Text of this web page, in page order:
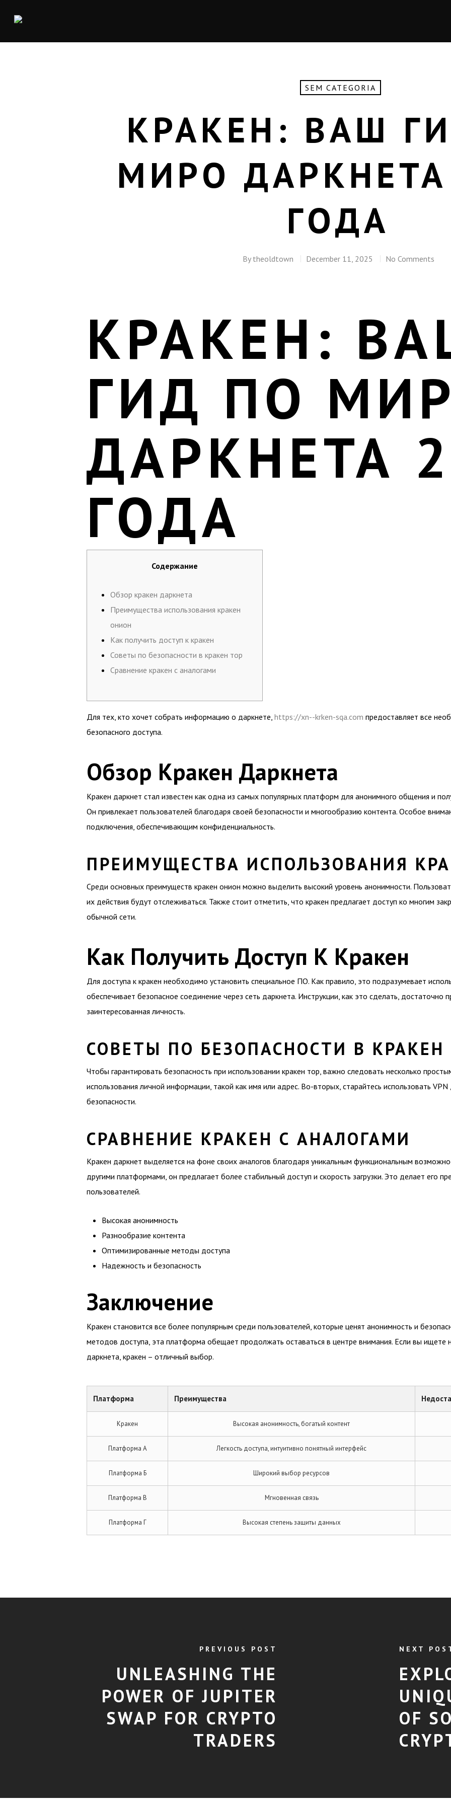
SEM CATEGORIA
КРАКЕН: ВАШ
МИРО
ГОДА
By theoldtown December 11, 2025 No Comments
КРАКЕН:
ГИД ПО
ДАРКНЕТА
ГОДА
Содержание
Обзор кракен даркнета
Преимущества использования кракен
онион
Как получить доступ к кракен
Советы по безопасности в кракен тор
Сравнение кракен с аналогами
Для тех, кто хочет собрать информацию о даркнете, https://xn--krken-sqa.com предоставляет все
безопасного доступа.
Обзор Кракен Даркнета
Кракен даркнет стал известен как одна из самых популярных платформ для анонимного общения и
Он привлекает пользователей благодаря своей безопасности и многообразию контента. Особое
подключения, обеспечивающим конфиденциальность.
ПРЕИМУЩЕСТВА ИСПОЛЬЗОВАНИЯ
Среди основных преимуществ кракен онион можно выделить высокий уровень анонимности.
их действия будут отслеживаться. Также стоит отметить, что кракен предлагает доступ ко многим
обычной сети.
Как Получить Доступ К Кракен
Для доступа к кракен необходимо установить специальное ПО. Как правило, это подразумевает
обеспечивает безопасное соединение через сеть даркнета. Инструкции, как это сделать, достаточно
заинтересованная личность.
СОВЕТЫ ПО БЕЗОПАСНОСТИ В КРАКЕН
Чтобы гарантировать безопасность при использовании кракен тор, важно следовать несколько
использования личной информации, такой как имя или адрес. Во-вторых, старайтесь использовать
безопасности.
СРАВНЕНИЕ КРАКЕН С АНАЛОГАМИ
Кракен даркнет выделяется на фоне своих аналогов благодаря уникальным функциональным
другими платформами, он предлагает более стабильный доступ и скорость загрузки. Это делает его
пользователей.
Высокая анонимность
Разнообразие контента
Оптимизированные методы доступа
Надежность и безопасность
Заключение
Кракен становится все более популярным среди пользователей, которые ценят анонимность и
методов доступа, эта платформа обещает продолжать оставаться в центре внимания. Если вы ищете
даркнета, кракен – отличный выбор.
Платформа Преимущества
Кракен Высокая анонимность, богатый контент
Платформа А Легкость доступа, интуитивно понятный интерфейс
Платформа Б Широкий выбор ресурсов
Платформа В Мгновенная связь
Платформа Г Высокая степень защиты данных
PREVIOUS POST
UNLEASHING THE
POWER OF JUPITER
SWAP FOR CRYPTO
TRADERS
NEXT
OF